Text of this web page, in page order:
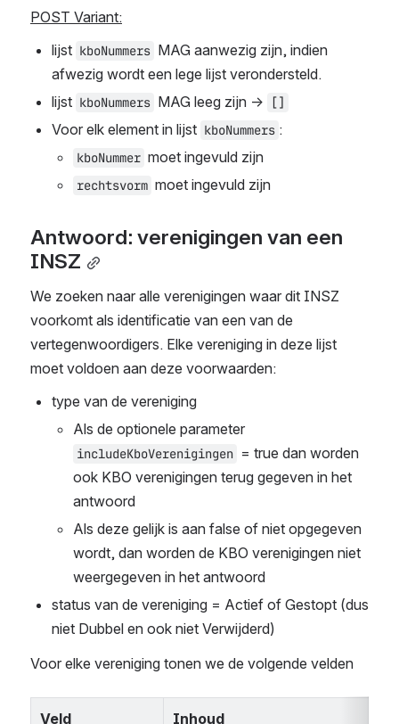
POST Variant:
lijst kboNummers MAG aanwezig zijn, indien
afwezig wordt een lege lijst verondersteld.
lijst kboNummers MAG leeg zijn → []
Voor elk element in lijst kboNummers :
kboNummer moet ingevuld zijn
rechtsvorm moet ingevuld zijn
Antwoord: verenigingen van een
INSZ
We zoeken naar alle verenigingen waar dit INSZ
voorkomt als identificatie van een van de
vertegenwoordigers. Elke vereniging in deze lijst
moet voldoen aan deze voorwaarden:
type van de vereniging
includeKboVerenigingen = true dan worden
ook KBO verenigingen terug gegeven in het
antwoord
Als deze gelijk is aan false of niet opgegeven
wordt, dan worden de KBO verenigingen niet
weergegeven in het antwoord
status van de vereniging = Actief of Gestopt (dus
niet Dubbel en ook niet Verwijderd)
Voor elke vereniging tonen we de volgende velden
Veld Inhoud